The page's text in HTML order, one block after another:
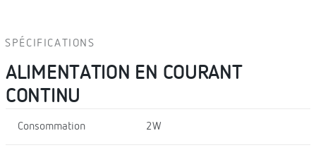
SPÉCIFICATIONS
ALIMENTATION EN COURANT
CONTINU
Consommation 2W